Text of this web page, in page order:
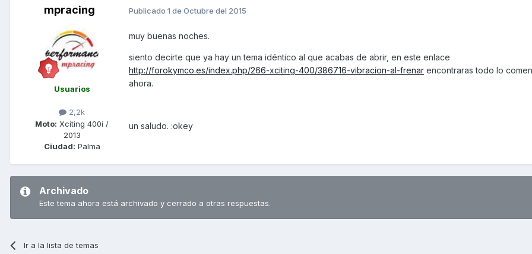
mpracing
Usuarios
2,2k
Moto: Xciting 400i /
2013
Ciudad: Palma
Publicado 1 de Octubre del 2015
muy buenas noches.
siento decirte que ya hay un tema idéntico al que acabas de abrir, en este enlace
http://forokymco.es/index.php/266-xciting-400/386716-vibracion-al-frenar encontraras todo lo
ahora.
un saludo. :okey
Archivado
Este tema ahora está archivado y cerrado a otras respuestas.
Ir a la lista de temas